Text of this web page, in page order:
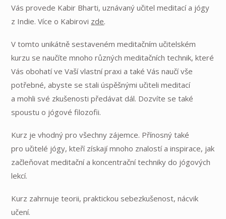
Vás provede Kabir Bharti, uznávaný učitel meditací a jógy
z Indie. Více o Kabirovi zde.
V tomto unikátně sestaveném meditačním učitelském
kurzu se naučíte mnoho různých meditačních technik, které
Vás obohatí ve Vaší vlastní praxi a také Vás naučí vše
potřebné, abyste se stali úspěšnými učiteli meditací
a mohli své zkušenosti předávat dál. Dozvíte se také
spoustu o jógové filozofii.
Kurz je vhodný pro všechny zájemce. Přínosný také
pro učitelé jógy, kteří získají mnoho znalostí a inspirace, jak
začleňovat meditační a koncentrační techniky do jógových
lekcí.
Kurz zahrnuje teorii, praktickou sebezkušenost, nácvik
učení.